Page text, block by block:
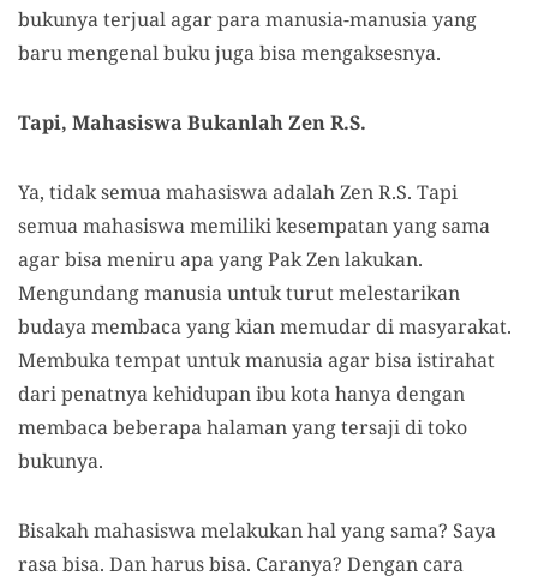
bukunya terjual agar para manusia-manusia yang
baru mengenal buku juga bisa mengaksesnya.
Tapi, Mahasiswa Bukanlah Zen R.S.
Ya, tidak semua mahasiswa adalah Zen R.S. Tapi
semua mahasiswa memiliki kesempatan yang sama
agar bisa meniru apa yang Pak Zen lakukan.
Mengundang manusia untuk turut melestarikan
budaya membaca yang kian memudar di masyarakat.
Membuka tempat untuk manusia agar bisa istirahat
dari penatnya kehidupan ibu kota hanya dengan
membaca beberapa halaman yang tersaji di toko
bukunya.
Bisakah mahasiswa melakukan hal yang sama? Saya
rasa bisa. Dan harus bisa. Caranya? Dengan cara